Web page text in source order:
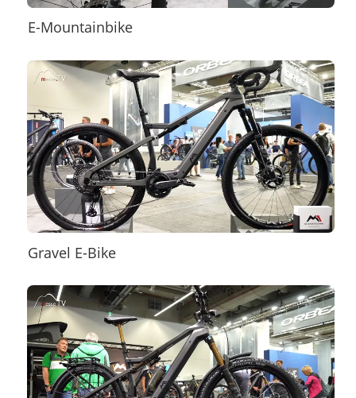
E-Mountainbike
Gravel E-Bike